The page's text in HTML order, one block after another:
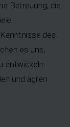
Betreuung, die
des
es uns,
entwickeln.
und agilen